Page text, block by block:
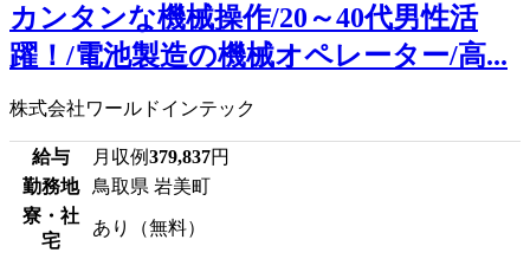
カンタンな機械操作/20～40代男性活
躍！/電池製造の機械オペレーター/高...
株式会社ワールドインテック
給与 月収例379,837円
勤務地
鳥取県 岩美町
寮・社
宅
あり（無料）